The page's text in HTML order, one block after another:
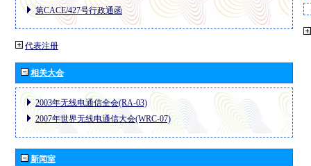
第CACE/427号行政通函
代表注册
相关大会
2003年无线电通信全会(RA-03)
2007年世界无线电通信大会(WRC-07)
新闻室